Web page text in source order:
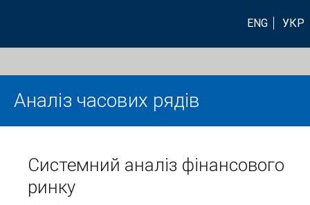
ENG УКР
Аналіз часових рядів
Системний аналіз фінансового
ринку